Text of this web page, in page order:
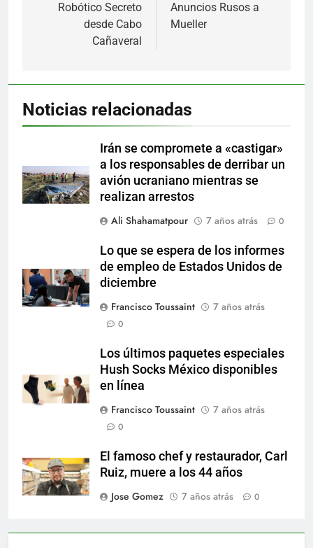
Robótico Secreto
desde Cabo
Cañaveral
Anuncios Rusos a
Mueller
Noticias relacionadas
Irán se compromete a «castigar»
a los responsables de derribar un
avión ucraniano mientras se
realizan arrestos
Ali Shahamatpour
7 años atrás 0
Lo que se espera de los informes
de empleo de Estados Unidos de
diciembre
Francisco Toussaint
7 años atrás
0
Los últimos paquetes especiales
Hush Socks México disponibles
en línea
Francisco Toussaint
7 años atrás
0
El famoso chef y restaurador, Carl
Ruiz, muere a los 44 años
Jose Gomez
7 años atrás 0